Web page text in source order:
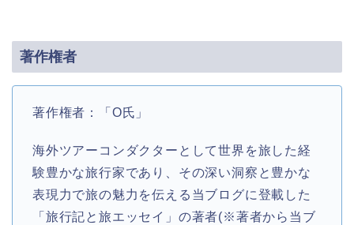
著作権者
著作権者：「O氏」
海外ツアーコンダクターとして世界を旅した経
験豊かな旅行家であり、その深い洞察と豊かな
表現力で旅の魅力を伝える当ブログに登載した
「旅行記と旅エッセイ」の著者(※著者から当ブ